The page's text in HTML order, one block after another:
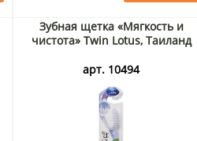
Зубная щетка «Мягкость и
чистота» Twin Lotus, Таиланд
арт. 10494